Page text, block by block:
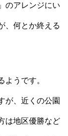
のアレンジにい
、何とか終える
うです。
が、近くの公園
は地区優勝など